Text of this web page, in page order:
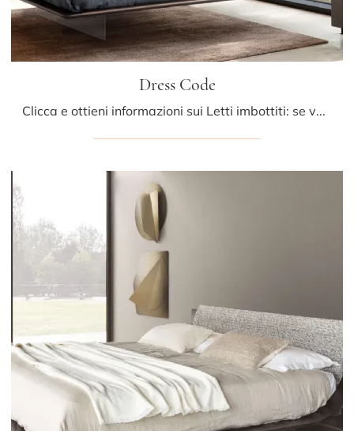
Dress Code
Clicca e ottieni informazioni sui Letti imbottiti: se vuoi modelli matrimoniali moderni, il modello Dress Code Presotto fa per te.